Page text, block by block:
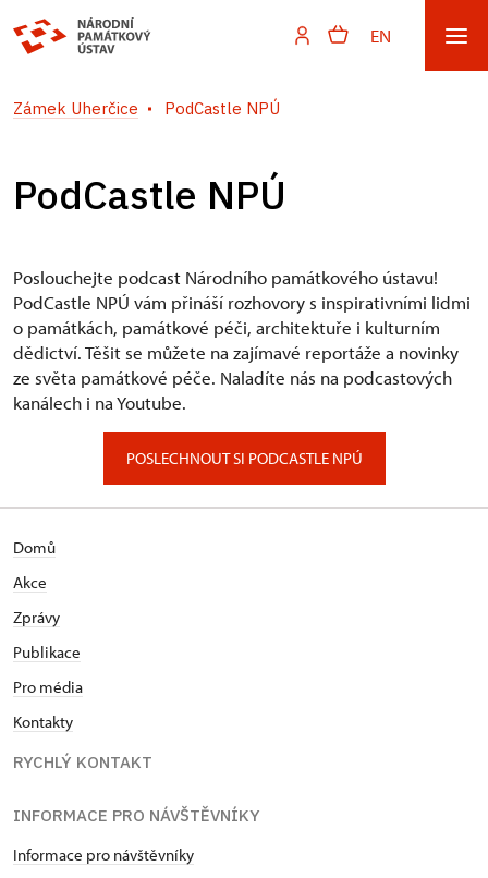
EN
Zámek Uherčice PodCastle NPÚ
PodCastle NPÚ
Poslouchejte podcast Národního památkového ústavu!
PodCastle NPÚ vám přináší rozhovory s inspirativními lidmi
o památkách, památkové péči, architektuře i kulturním
dědictví. Těšit se můžete na zajímavé reportáže a novinky
ze světa památkové péče. Naladíte nás na podcastových
kanálech i na Youtube.
POSLECHNOUT SI PODCASTLE NPÚ
Domů
Akce
Zprávy
Publikace
Pro média
Kontakty
RYCHLÝ KONTAKT
INFORMACE PRO NÁVŠTĚVNÍKY
Informace pro návštěvníky